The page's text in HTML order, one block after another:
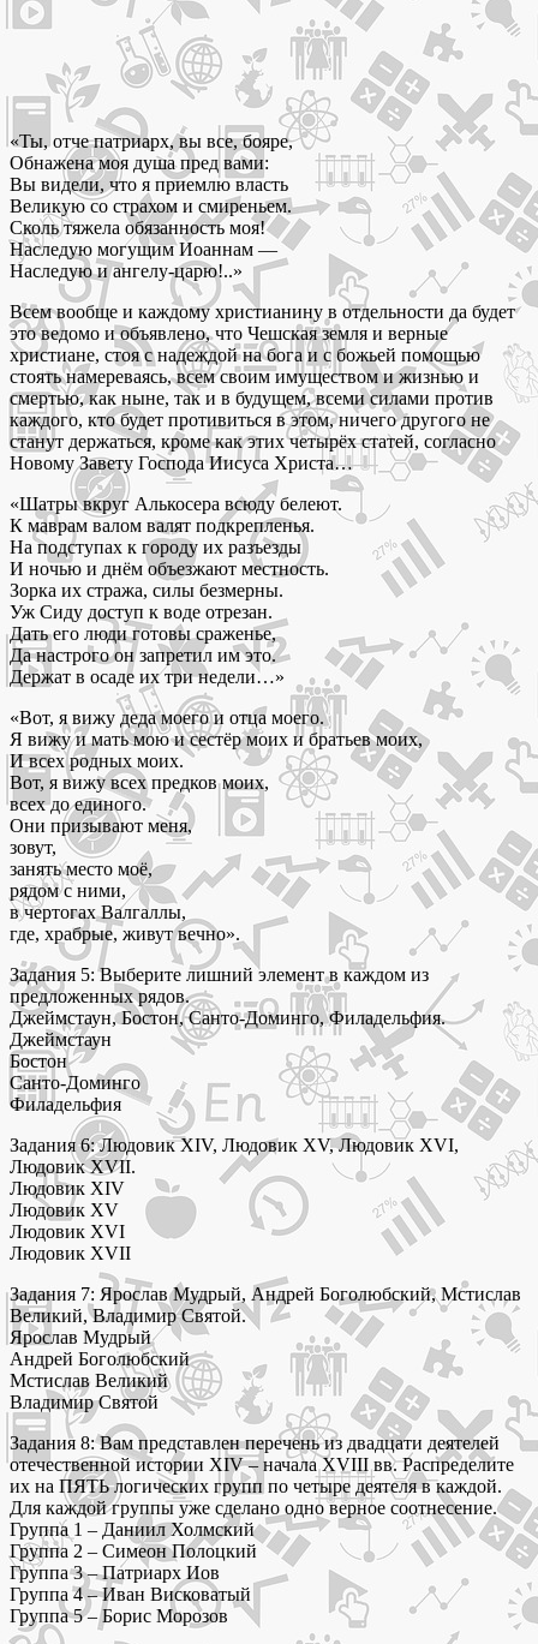
«Ты, отче патриарх, вы все, бояре,
Обнажена моя душа пред вами:
Вы видели, что я приемлю власть
Великую со страхом и смиреньем.
Сколь тяжела обязанность моя!
Наследую могущим Иоаннам —
Наследую и ангелу-царю!..»
Всем вообще и каждому христианину в отдельности да будет
это ведомо и объявлено, что Чешская земля и верные
христиане, стоя с надеждой на бога и с божьей помощью
стоять намереваясь, всем своим имуществом и жизнью и
смертью, как ныне, так и в будущем, всеми силами против
каждого, кто будет противиться в этом, ничего другого не
станут держаться, кроме как этих четырёх статей, согласно
Новому Завету Господа Иисуса Христа…
«Шатры вкруг Алькосера всюду белеют.
К маврам валом валят подкрепленья.
На подступах к городу их разъезды
И ночью и днём объезжают местность.
Зорка их стража, силы безмерны.
Уж Сиду доступ к воде отрезан.
Дать его люди готовы сраженье,
Да настрого он запретил им это.
Держат в осаде их три недели…»
«Вот, я вижу деда моего и отца моего.
Я вижу и мать мою и сестёр моих и братьев моих,
И всех родных моих.
Вот, я вижу всех предков моих,
всех до единого.
Они призывают меня,
зовут,
занять место моё,
рядом с ними,
в чертогах Валгаллы,
где, храбрые, живут вечно».
Задания 5: Выберите лишний элемент в каждом из
предложенных рядов.
Джеймстаун, Бостон, Санто-Доминго, Филадельфия.
Джеймстаун
Бостон
Санто-Доминго
Филадельфия
Задания 6: Людовик XIV, Людовик XV, Людовик XVI,
Людовик XVII.
Людовик XIV
Людовик XV
Людовик XVI
Людовик XVII
Задания 7: Ярослав Мудрый, Андрей Боголюбский, Мстислав
Великий, Владимир Святой.
Ярослав Мудрый
Андрей Боголюбский
Мстислав Великий
Владимир Святой
Задания 8: Вам представлен перечень из двадцати деятелей
отечественной истории XIV – начала XVIII вв. Распределите
их на ПЯТЬ логических групп по четыре деятеля в каждой.
Для каждой группы уже сделано одно верное соотнесение.
Группа 1 – Даниил Холмский
Группа 2 – Симеон Полоцкий
Группа 3 – Патриарх Иов
Группа 4 – Иван Висковатый
Группа 5 – Борис Морозов